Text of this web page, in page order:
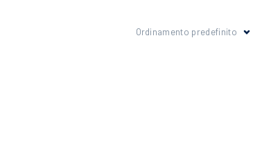
Ordinamento predefinito